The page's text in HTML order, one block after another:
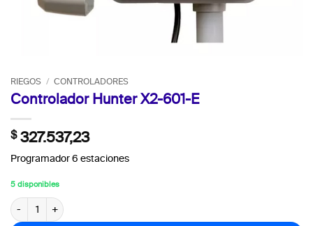
RIEGOS / CONTROLADORES
Controlador Hunter X2-601-E
$327.537,23
Programador 6 estaciones
5 disponibles
Controlador Hunter X2-601-E cantidad